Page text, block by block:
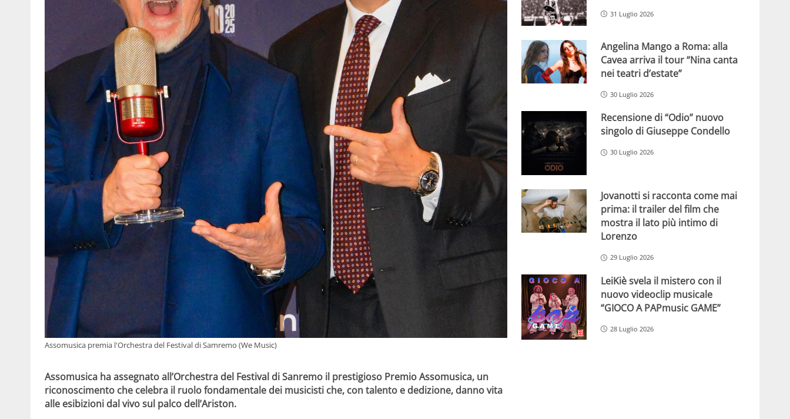
Assomusica premia l'Orchestra del Festival di Samremo (We Music)
Assomusica ha assegnato all’Orchestra del Festival di Sanremo il prestigioso Premio Assomusica, un
riconoscimento che celebra il ruolo fondamentale dei musicisti che, con talento e dedizione, danno vita
alle esibizioni dal vivo sul palco dell’Ariston.
31 Luglio 2026
Angelina Mango a Roma: alla
Cavea arriva il tour “Nina canta
nei teatri d’estate”
30 Luglio 2026
Recensione di “Odio” nuovo
singolo di Giuseppe Condello
30 Luglio 2026
Jovanotti si racconta come mai
prima: il trailer del film che
mostra il lato più intimo di
Lorenzo
29 Luglio 2026
LeiKiè svela il mistero con il
nuovo videoclip musicale
“GIOCO A PAPmusic GAME”
28 Luglio 2026